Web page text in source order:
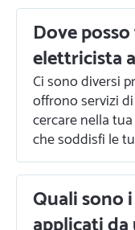
Dove
elettricista
Ci sono diversi
offrono servizi
cercare nella
che soddisfi le
Quali sono